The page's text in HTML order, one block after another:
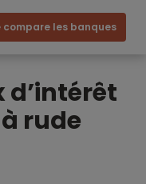
compare les banques
d’intérêt
rude